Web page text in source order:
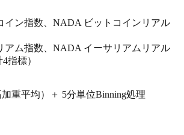
イン指数、NADA ビットコインリアル
アム指数、NADA イーサリアムリアル
指標）
重平均）＋ 5分単位Binning処理